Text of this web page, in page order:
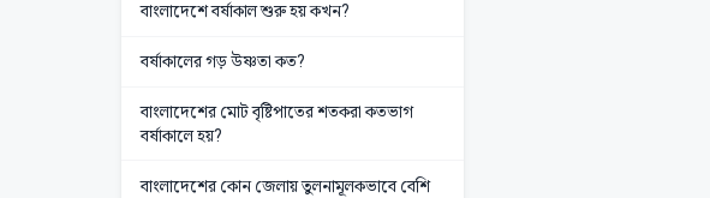
বাংলাদেশে বর্ষাকাল শুরু হয় কখন?
বর্ষাকালের গড় উষ্ণতা কত?
বাংলাদেশের মোট বৃষ্টিপাতের শতকরা কতভাগ
বর্ষাকালে হয়?
বাংলাদেশের কোন জেলায় তুলনামূলকভাবে বেশি